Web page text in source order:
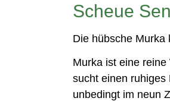
Scheue
Die hübsche Murka
Murka ist eine
sucht einen
unbedingt im neun